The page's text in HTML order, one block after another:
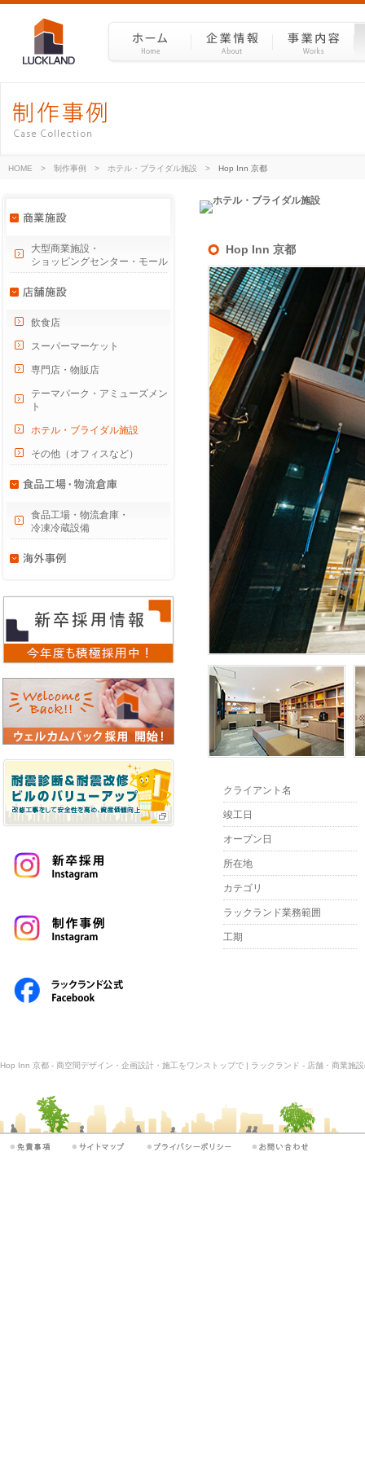
HOME > 制作事例 > ホテル・ブライダル施設 > Hop Inn 京都
Hop Inn 京都
クライアント名
竣工日
オープン日
所在地
カテゴリ
ラックランド業務範囲
工期
大型商業施設・
ショッピングセンター・モール
飲食店
スーパーマーケット
専門店・物販店
テーマパーク・アミューズメン
ト
ホテル・ブライダル施設
その他（オフィスなど）
食品工場・物流倉庫・
冷凍冷蔵設備
Hop Inn 京都 - 商空間デザイン・企画設計・施工をワンストップで | ラックランド - 店舗・商業施